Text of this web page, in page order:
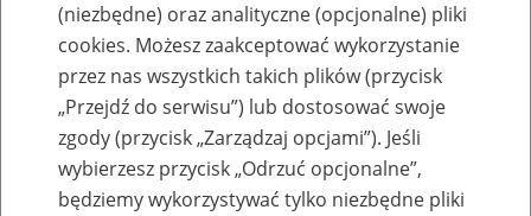
Szkolenia
(niezbędne) oraz analityczne (opcjonalne) pliki
cookies. Możesz zaakceptować wykorzystanie
przez nas wszystkich takich plików (przycisk
„Przejdź do serwisu”) lub dostosować swoje
zgody (przycisk „Zarządzaj opcjami”). Jeśli
wybierzesz przycisk „Odrzuć opcjonalne”,
będziemy wykorzystywać tylko niezbędne pliki